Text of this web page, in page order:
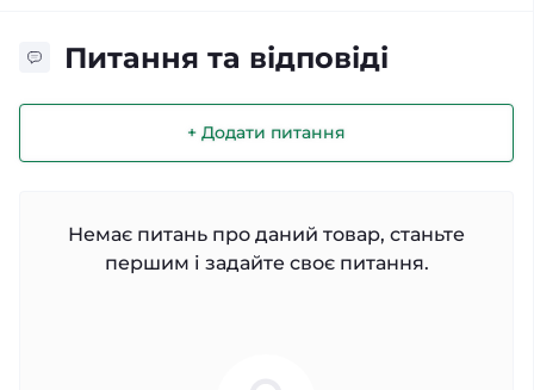
Питання та відповіді
+ Додати питання
Немає питань про даний товар, станьте
першим і задайте своє питання.